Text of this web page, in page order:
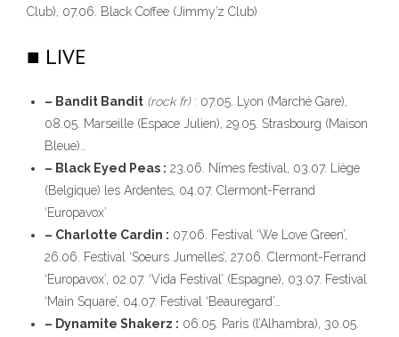
Club), 07.06. Black Coffee (Jimmy’z Club)
■ LIVE
– Bandit Bandit (rock fr): 07.05. Lyon (Marché Gare),
08.05. Marseille (Espace Julien), 29.05. Strasbourg (Maison
Bleue)…
– Black Eyed Peas : 23.06. Nîmes festival, 03.07. Liège
(Belgique) les Ardentes, 04.07. Clermont-Ferrand
‘Europavox’
– Charlotte Cardin : 07.06. Festival ‘We Love Green’,
26.06. Festival ‘Soeurs Jumelles’, 27.06. Clermont-Ferrand
‘Europavox’, 02.07. ‘Vida Festival’ (Espagne), 03.07. Festival
‘Main Square’, 04.07. Festival ‘Beauregard’…
– Dynamite Shakerz : 06.05. Paris (l’Alhambra), 30.05.